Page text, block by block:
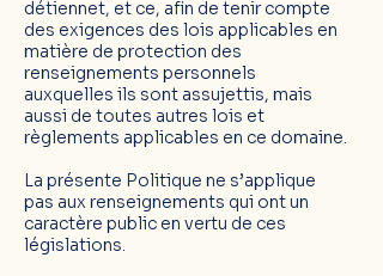
détiennet, et ce, afin de tenir compte
des exigences des lois applicables en
matière de protection des
renseignements personnels
auxquelles ils sont assujettis, mais
aussi de toutes autres lois et
règlements applicables en ce domaine.
La présente Politique ne s’applique
pas aux renseignements qui ont un
caractère public en vertu de ces
législations.